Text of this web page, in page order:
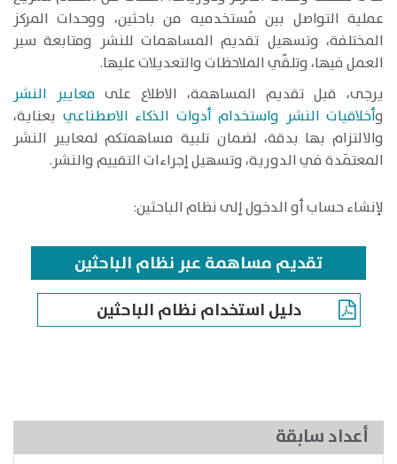
عملية التو​اصل بين مُستخدميه من باحث​ين، ووحدات المركز
المختلفة، وتسهيل تقديم المساهمات للنشر ومتابعة سير
العمل فيها، وتلقّي الملاحظات والتعديلات عليها.
يرجى، قبل تقديم المساهمة، الاطلاع على معايير النشر
وأخلاقيات النشر واستخدام أدوات الذكاء الاصطناعي بعناية،
والالتزام بها بدقة، لضمان تلبية مساهمتكم لمعايير النشر
المعتمَدة في الدورية، وتسهيل إجراءات التقييم والنشر.
لإنشاء حساب أو الدخول إلى نظام الباحثين:​
تقديم مساهمة عبر نظام الباحثين
دليل استخدام نظام الباحثين
أعداد سابقة